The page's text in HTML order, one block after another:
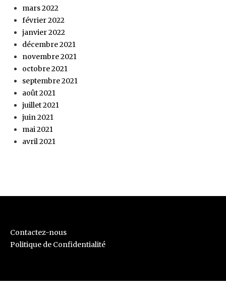
mars 2022
février 2022
janvier 2022
décembre 2021
novembre 2021
octobre 2021
septembre 2021
août 2021
juillet 2021
juin 2021
mai 2021
avril 2021
Contactez-nous
Politique de Confidentialité